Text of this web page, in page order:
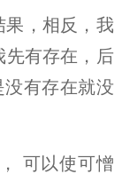
果，相反，我
先有存在，后
有存在就没
可以使可憎